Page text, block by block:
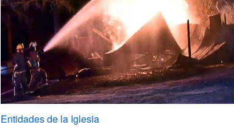
Entidades de la Iglesia